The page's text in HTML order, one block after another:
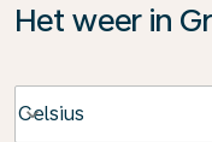
Het weer in
Celsius
keyboard_arrow_down